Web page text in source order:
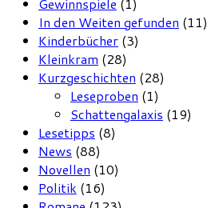
Gewinnspiele (1)
In den Weiten gefunden (11)
Kinderbücher (3)
Kleinkram (28)
Kurzgeschichten (28)
Leseproben (1)
Schattengalaxis (19)
Lesetipps (8)
News (88)
Novellen (10)
Politik (16)